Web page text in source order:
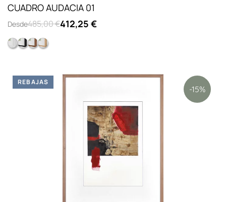
CUADRO AUDACIA 01
Desde485,00 €412,25 €
Caja 09 blanco lacado vitrina
Caja 09 negro lacado vitrina
Caja 09 nogal
Caja 09 roble
-15%
REBAJAS